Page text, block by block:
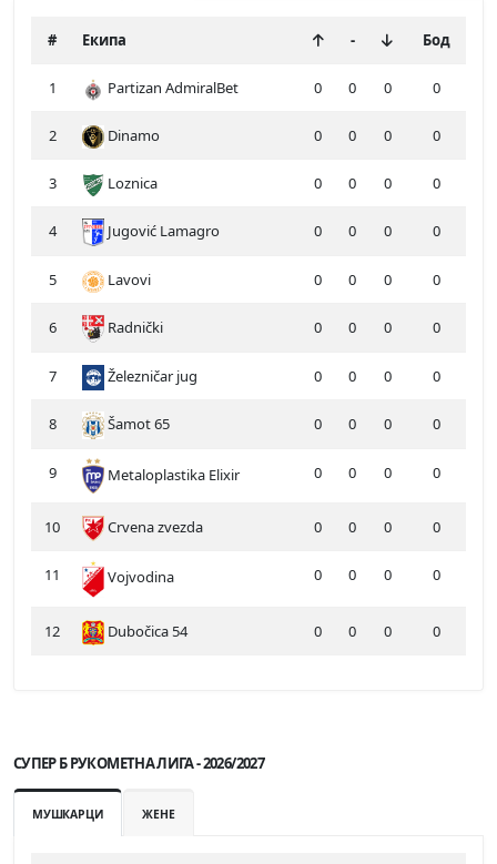
# Екипа - Бод
1 Partizan AdmiralBet 0 0 0 0
2 Dinamo 0 0 0 0
3 Loznica 0 0 0 0
4 Jugović Lamagro 0 0 0 0
5 Lavovi 0 0 0 0
6 Radnički 0 0 0 0
7 Železničar jug 0 0 0 0
8 Šamot 65 0 0 0 0
9 Metaloplastika Elixir 0 0 0 0
10 Crvena zvezda 0 0 0 0
11 Vojvodina 0 0 0 0
12 Dubočica 54 0 0 0 0
СУПЕР Б РУКОМЕТНА ЛИГА - 2026/2027
МУШКАРЦИ ЖЕНЕ